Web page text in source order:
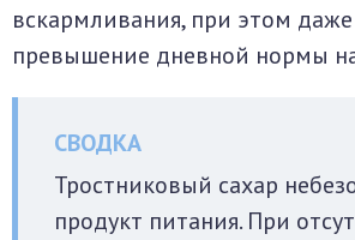
вскармливания, при этом
превышение дневной нормы
Тростниковый сахар
продукт питания. При